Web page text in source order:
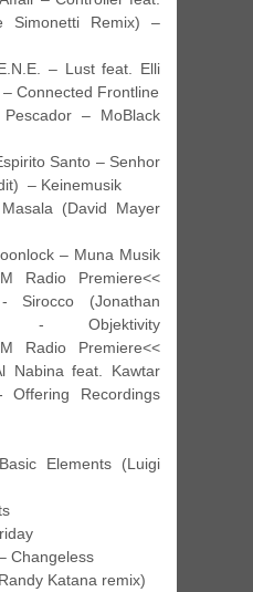
Simonetti Remix) –
– Lust feat. Elli
Connected Frontline
– MoBlack
Santo – Senhor
– Keinemusik
(David Mayer
– Muna Musik
Radio Premiere<<
Sirocco (Jonathan
- Objektivity
Radio Premiere<<
Nabina feat. Kawtar
Recordings
Elements (Luigi
Changeless
Katana remix)